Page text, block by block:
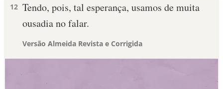
12 Tendo, pois, tal esperança, usamos de muita
ousadia no falar.
Versão Almeida Revista e Corrigida